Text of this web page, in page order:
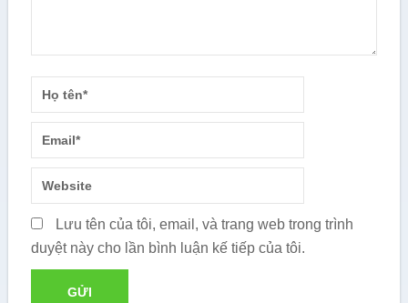
Lưu tên của tôi, email, và trang web trong trình
duyệt này cho lần bình luận kế tiếp của tôi.